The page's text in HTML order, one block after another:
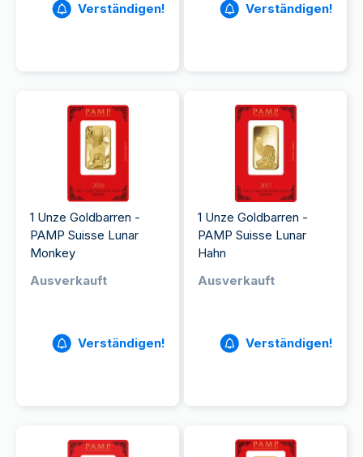
Verständigen! Verständigen!
1 Unze Goldbarren -
PAMP Suisse Lunar
Monkey
Ausverkauft
Verständigen!
1 Unze Goldbarren -
PAMP Suisse Lunar
Hahn
Ausverkauft
Verständigen!